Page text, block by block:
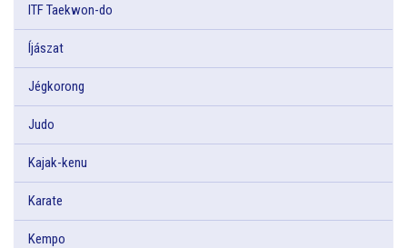
ITF Taekwon-do
Íjászat
Jégkorong
Judo
Kajak-kenu
Karate
Kempo